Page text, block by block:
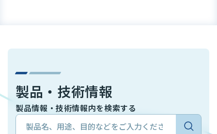
製品・技術情報
製品情報・技術情報内を検索する